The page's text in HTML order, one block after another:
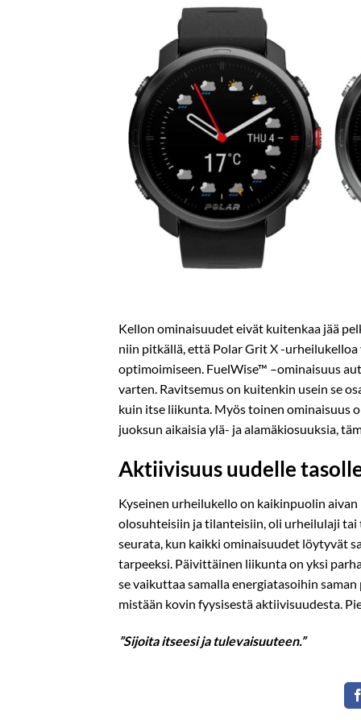
Kellon ominaisuudet eivät kuitenkaa jää
niin pitkällä, että Polar Grit X -
optimoimiseen. FuelWise™ –ominaisuus
varten. Ravitsemus on kuitenkin usein se
kuin itse liikunta. Myös toinen ominaisuus
juoksun aikaisia ylä- ja alamäkiosuuksia,
Aktiivisuus uudelle
Kyseinen urheilukello on kaikinpuolin
olosuhteisiin ja tilanteisiin, oli urheilulaji
seurata, kun kaikki ominaisuudet löytyvät
tarpeeksi. Päivittäinen liikunta on yksi
se vaikuttaa samalla energiatasoihin
mistään kovin fyysisestä aktiivisuudesta.
”Sijoita itseesi ja tulevaisuuteen.”